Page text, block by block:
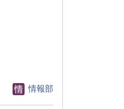
情報部